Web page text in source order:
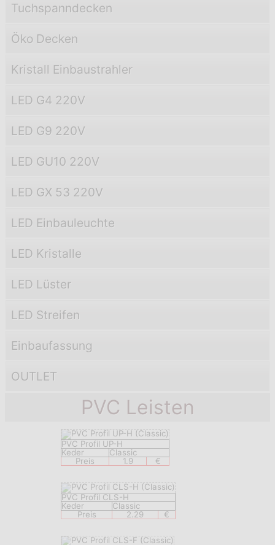
Tuchspanndecken
Öko Decken
Kristall Einbaustrahler
LED G4 220V
LED G9 220V
LED GU10 220V
LED GX 53 220V
LED Einbauleuchte
LED Kristalle
LED Lüster
LED Streifen
Einbaufassung
OUTLET
PVC Leisten
PVC Profil UP-H
Keder
Classic
Preis
1.9 €
PVC Profil CLS-H
Keder
Classic
Preis
2.29 €